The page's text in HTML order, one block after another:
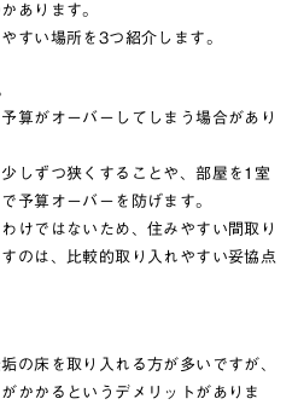
あります。
すい場所を3つ紹介します。
算がオーバーしてしまう場合があり
しずつ狭くすることや、部屋を1室
予算オーバーを防げます。
けではないため、住みやすい間取り
のは、比較的取り入れやすい妥協点
の床を取り入れる方が多いですが、
かかるというデメリットがありま